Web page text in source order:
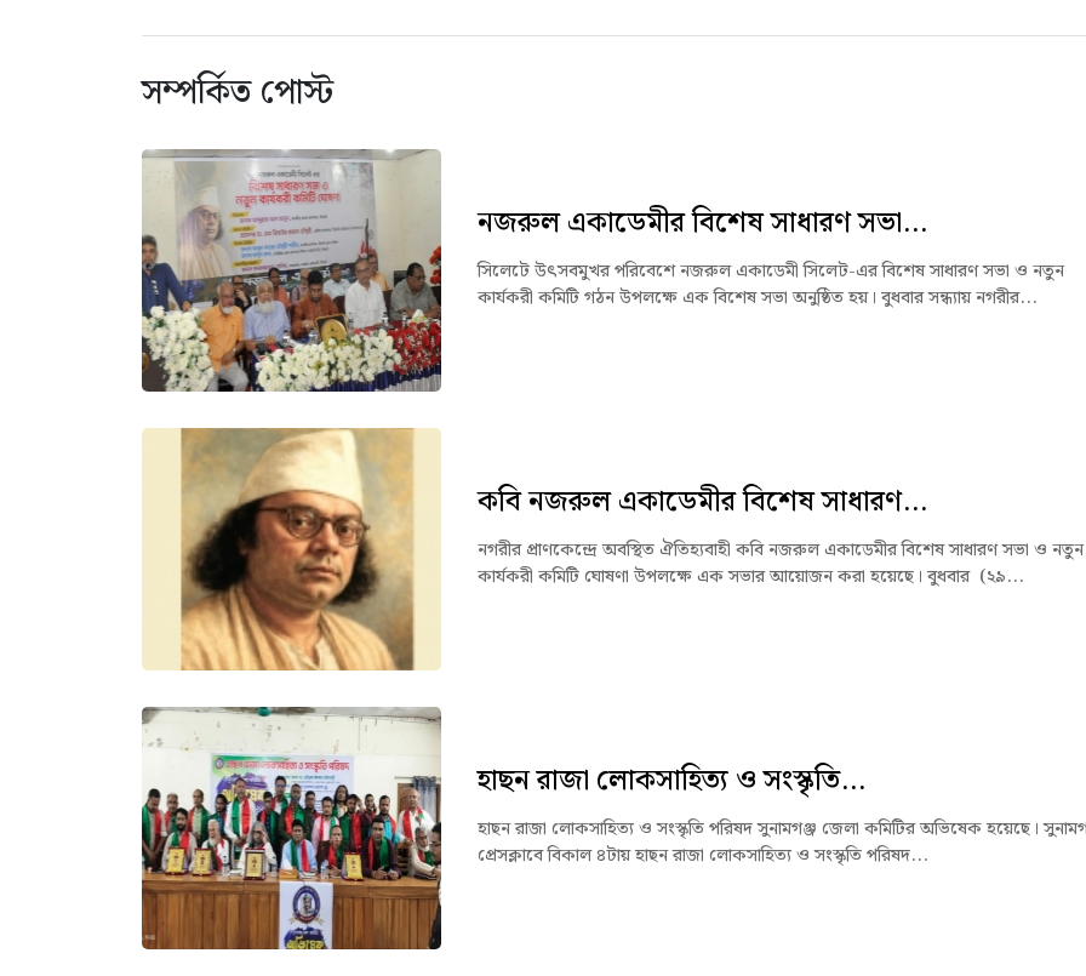
সম্পর্কিত পোস্ট
নজরুল একাডেমীর বিশেষ সাধারণ সভা...
সিলেটে উৎসবমুখর পরিবেশে নজরুল একাডেমী সিলেট-এর বিশেষ সাধারণ সভা ও নতুন
কার্যকরী কমিটি গঠন উপলক্ষে এক বিশেষ সভা অনুষ্ঠিত হয়। বুধবার সন্ধ্যায় নগরীর...
কবি নজরুল একাডেমীর বিশেষ সাধারণ...
নগরীর প্রাণকেন্দ্রে অবস্থিত ঐতিহ্যবাহী কবি নজরুল একাডেমীর বিশেষ সাধারণ সভা ও নতুন
কার্যকরী কমিটি ঘোষণা উপলক্ষে এক সভার আয়োজন করা হয়েছে। বুধবার (২৯...
হাছন রাজা লোকসাহিত্য ও সংস্কৃতি...
হাছন রাজা লোকসাহিত্য ও সংস্কৃতি পরিষদ সুনামগঞ্জ জেলা কমিটির অভিষেক হয়েছে।
প্রেসক্লাবে বিকাল ৪টায় হাছন রাজা লোকসাহিত্য ও সংস্কৃতি পরিষদ...